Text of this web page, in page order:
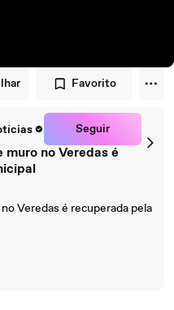
Favorito
Seguir
no Veredas é
Veredas é recuperada pela